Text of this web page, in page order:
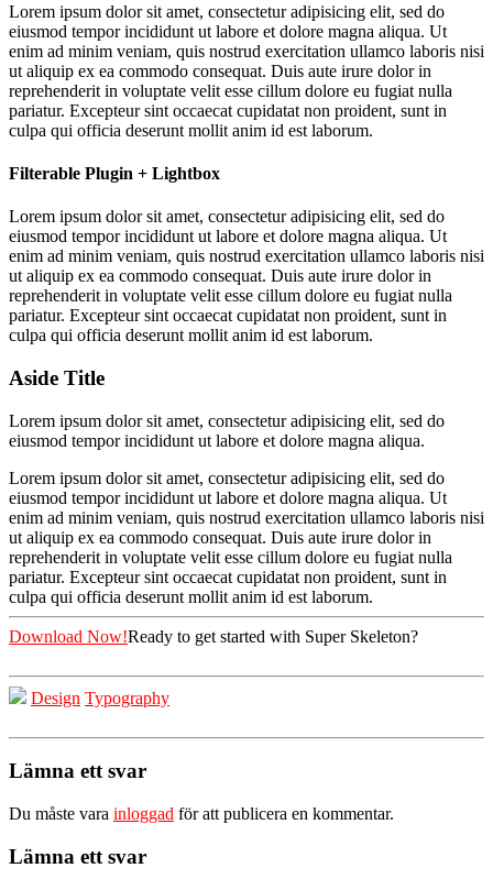
Lorem ipsum dolor sit amet, consectetur adipisicing elit, sed do
eiusmod tempor incididunt ut labore et dolore magna aliqua. Ut
enim ad minim veniam, quis nostrud exercitation ullamco laboris nisi
ut aliquip ex ea commodo consequat. Duis aute irure dolor in
reprehenderit in voluptate velit esse cillum dolore eu fugiat nulla
pariatur. Excepteur sint occaecat cupidatat non proident, sunt in
culpa qui officia deserunt mollit anim id est laborum.
Filterable Plugin + Lightbox
Lorem ipsum dolor sit amet, consectetur adipisicing elit, sed do
eiusmod tempor incididunt ut labore et dolore magna aliqua. Ut
enim ad minim veniam, quis nostrud exercitation ullamco laboris nisi
ut aliquip ex ea commodo consequat. Duis aute irure dolor in
reprehenderit in voluptate velit esse cillum dolore eu fugiat nulla
pariatur. Excepteur sint occaecat cupidatat non proident, sunt in
culpa qui officia deserunt mollit anim id est laborum.
Aside Title
Lorem ipsum dolor sit amet, consectetur adipisicing elit, sed do
eiusmod tempor incididunt ut labore et dolore magna aliqua.
Lorem ipsum dolor sit amet, consectetur adipisicing elit, sed do
eiusmod tempor incididunt ut labore et dolore magna aliqua. Ut
enim ad minim veniam, quis nostrud exercitation ullamco laboris nisi
ut aliquip ex ea commodo consequat. Duis aute irure dolor in
reprehenderit in voluptate velit esse cillum dolore eu fugiat nulla
pariatur. Excepteur sint occaecat cupidatat non proident, sunt in
culpa qui officia deserunt mollit anim id est laborum.
Download Now!Ready to get started with Super Skeleton?
Design Typography
Lämna ett svar
Du måste vara inloggad för att publicera en kommentar.
Lämna ett svar